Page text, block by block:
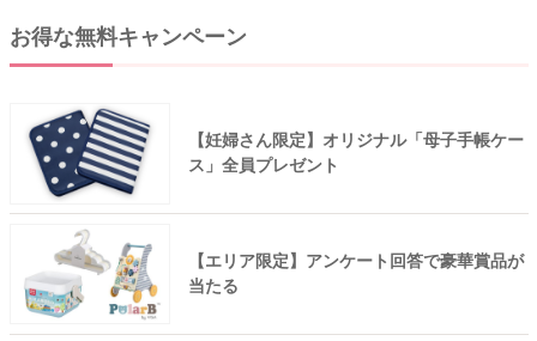
お得な無料キャンペーン
【妊婦さん限定】オリジナル「母子手帳ケー
ス」全員プレゼント
【エリア限定】アンケート回答で豪華賞品が
当たる